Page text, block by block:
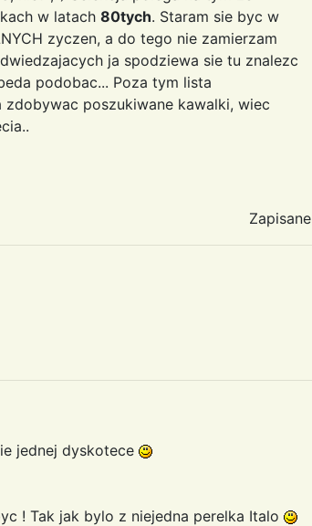
w latach 80tych. Staram sie byc w
zyczen, a do tego nie zamierzam
ja spodziewa sie tu znalezc
podobac... Poza tym lista
poszukiwane kawalki, wiec
Zapisane
jednej dyskotece
! Tak jak bylo z niejedna perelka Italo